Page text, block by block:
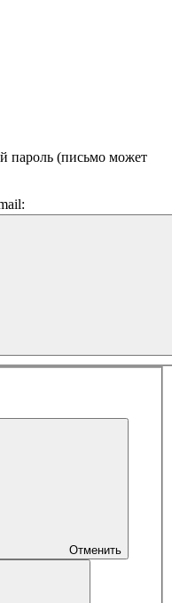
пароль (письмо может
Отменить